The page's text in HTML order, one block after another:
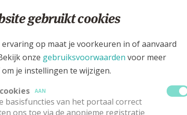
de geest die we online plaatsen negen dagen
gebruikt cookies
ervaring op maat je voorkeuren in of aanvaard
onze gebruiksvoorwaarden voor meer
je instellingen te wijzigen.
AAN
basisfuncties van het portaal correct
ons toe via de anonieme registratie